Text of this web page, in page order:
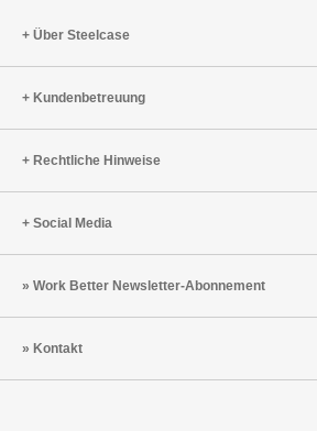
Über Steelcase
Kundenbetreuung
Rechtliche Hinweise
Social Media
Work Better Newsletter-Abonnement
Kontakt